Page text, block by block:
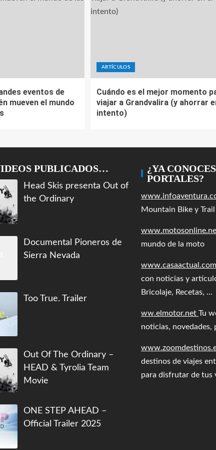
eventos de
mueven el mundo
ARTÍCULOS
Cuándo es el mejor momento
viajar a Grandvalira (y ahorrar
intento)
PUBLICADOS…
Head Skis presenta Out of
the Ordinary
Documental Pioneros de
Sierra Nevada
Too True. Trailer
Out Of The Ordinary –
HEAD & Tyrolia Team
Movie
ONE STEP AHEAD –
Official Trailer 2025
¿YA
PORTALES?
Mountain Bike y
mundo de la moto
www.casaactual.com
con noticias y
Bricolaje, Recetas, ...
ww.elmotor.net Tu
noticias, novedades,
destinos de viajes
para disfrutar de tus